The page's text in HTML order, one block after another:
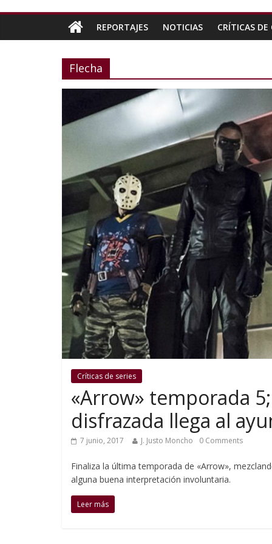
REPORTAJES NOTICIAS CRÍTICAS DE
Flecha
Críticas de series
«Arrow» temporada
disfrazada llega al
7 junio, 2017 J. Justo Moncho 0 Comments
Finaliza la última temporada de «Arrow»,
alguna buena interpretación involuntaria.
Leer más